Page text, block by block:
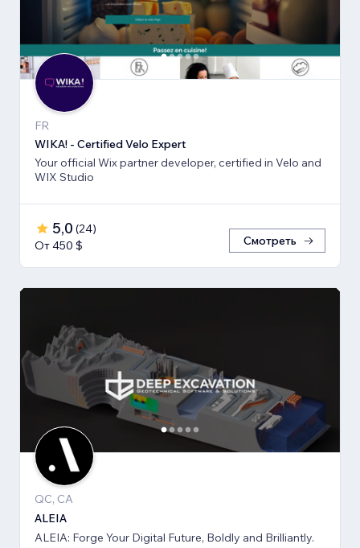
FR
WIKA! - Certified Velo Expert
Your official Wix partner developer, certified in Velo and
WIX Studio
5,0 (24)
От 450 $
Смотреть
QC, CA
ALEIA
ALEIA: Forge Your Digital Future, Boldly and Brilliantly.